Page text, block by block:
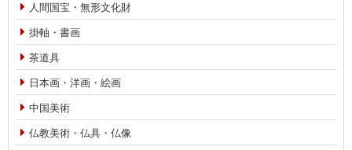
人間国宝・無形文化財
掛軸・書画
茶道具
日本画・洋画・絵画
中国美術
仏教美術・仏具・仏像